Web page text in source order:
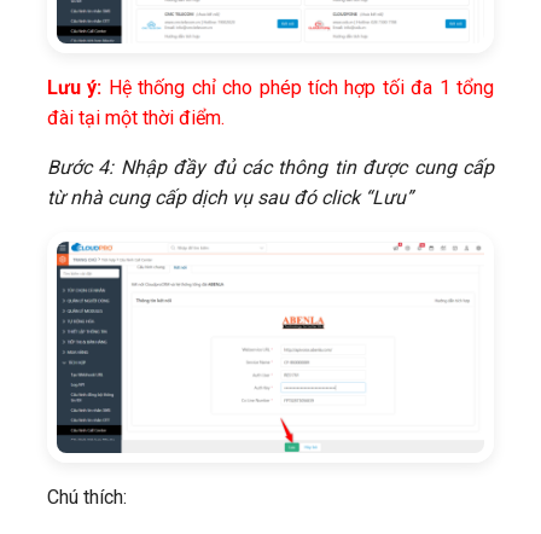
Lưu ý: Hệ thống chỉ cho phép tích hợp tối đa 1 tổng
đài tại một thời điểm.
Bước 4: Nhập đầy đủ các thông tin được cung cấp
từ nhà cung cấp dịch vụ sau đó click “Lưu”
Chú thích: